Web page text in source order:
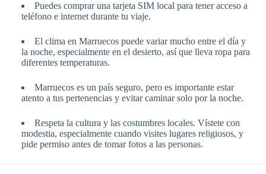
Puedes comprar una tarjeta SIM local para tener acceso a
teléfono e internet durante tu viaje.
El clima en Marruecos puede variar mucho entre el día y
la noche, especialmente en el desierto, así que lleva ropa para
diferentes temperaturas.
Marruecos es un país seguro, pero es importante estar
atento a tus pertenencias y evitar caminar solo por la noche.
Respeta la cultura y las costumbres locales. Vístete con
modestia, especialmente cuando visites lugares religiosos, y
pide permiso antes de tomar fotos a las personas.